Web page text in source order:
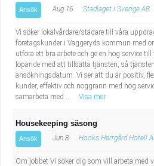
Ansök Aug 16 Städlaget i Sverige AB
Vi söker lokalvårdare/städare till våra
företagskunder i Vaggeryds kommun med
utföra ett bra arbete och ge en hög service
löpande med att tillsätta tjänsten, så
ansökningsdatum. Vi ser att du är positiv,
kunder, effektiv och noggrann med hög
samarbeta med ...
Visa mer
Housekeeping säsong
Ansök Jun 8 Hooks Herrgård Hotell
Om jobbet Vi söker dig som vill arbeta med